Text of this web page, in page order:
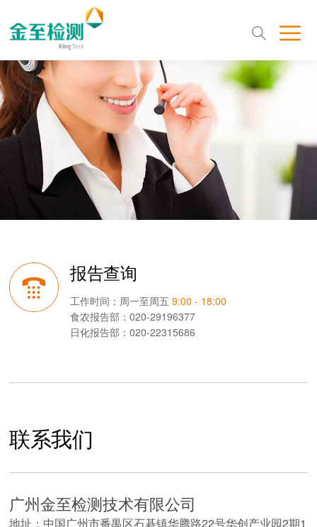
报告查询
工作时间：周一至周五9:00 - 18:00
食农报告部：020-29196377
日化报告部：020-22315686
联系我们
广州金至检测技术有限公司
地址：中国广州市番禺区石碁镇华腾路22号华创产业园2期1